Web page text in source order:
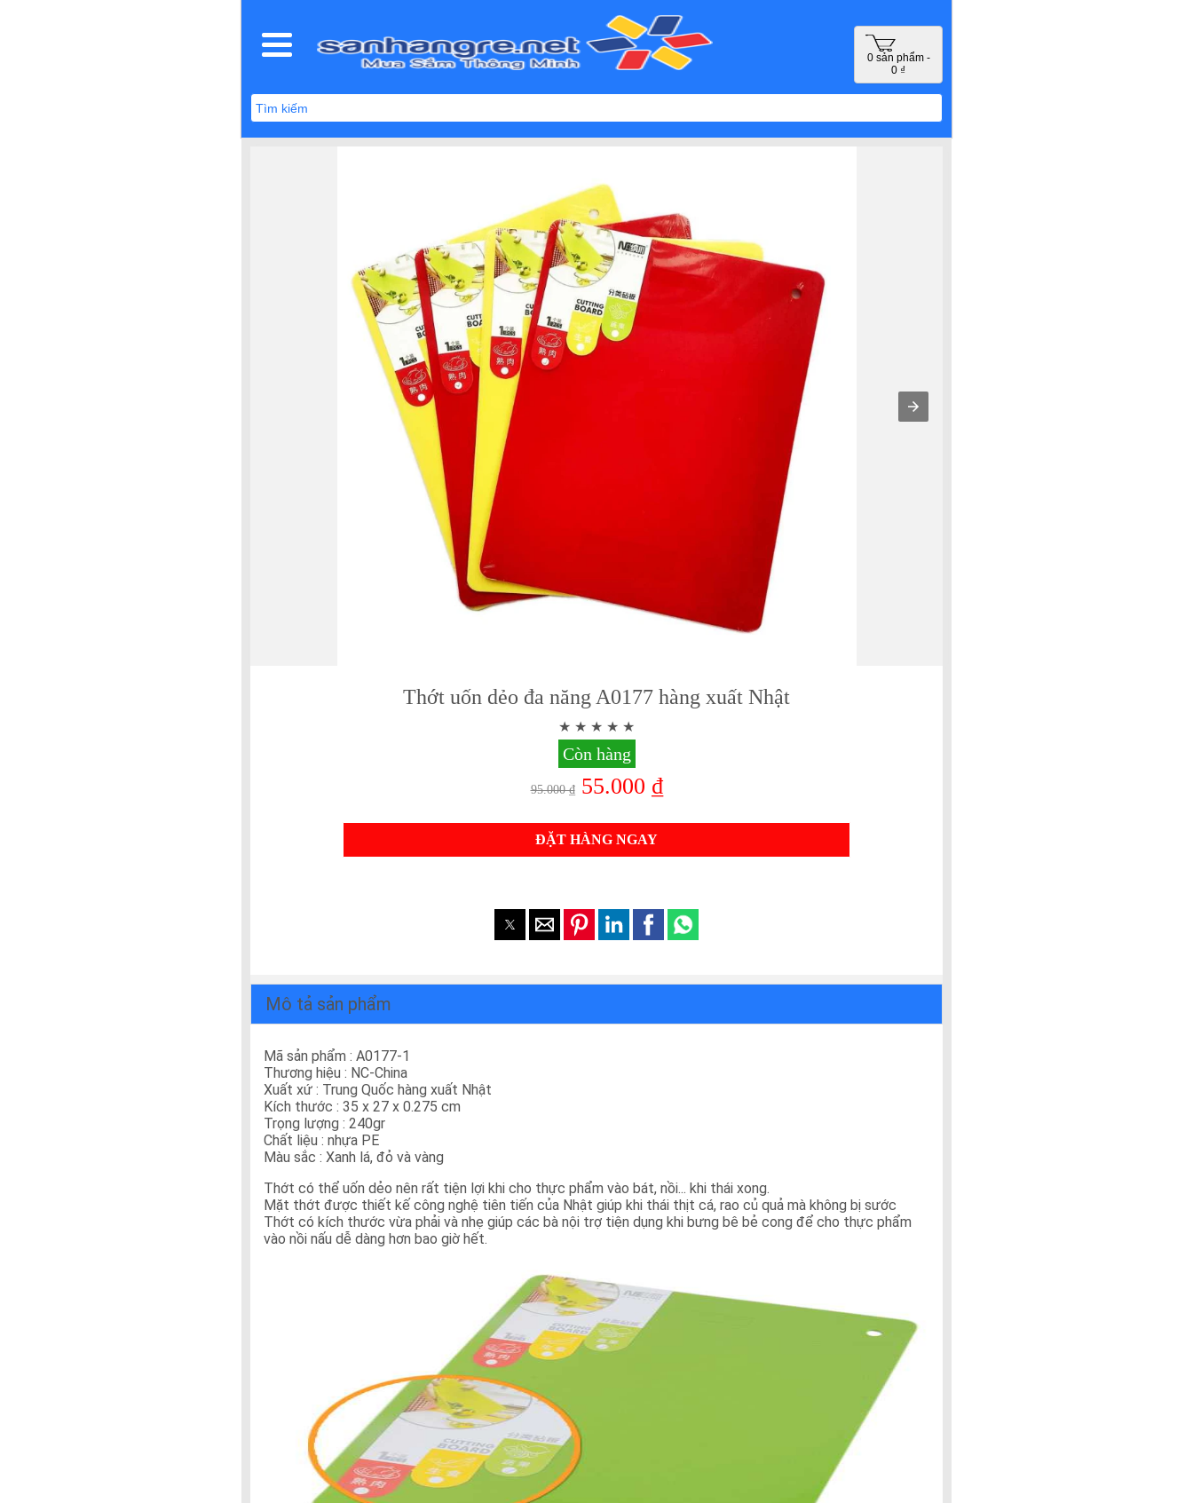
0 sản phẩm -
0 ₫
Thớt uốn dẻo đa năng A0177 hàng xuất Nhật
Còn hàng
95.000 ₫55.000 ₫
ĐẶT HÀNG NGAY
Mô tả sản phẩm
Mã sản phẩm : A0177-1
Thương hiệu : NC-China
Xuất xứ : Trung Quốc hàng xuất Nhật
Kích thước : 35 x 27 x 0.275 cm
Trọng lượng : 240gr
Chất liệu : nhựa PE
Màu sắc : Xanh lá, đỏ và vàng
Thớt có thể uốn dẻo nên rất tiện lợi khi cho thực phẩm vào bát, nồi... khi thái xong.
Mặt thớt được thiết kế công nghệ tiên tiến của Nhật giúp khi thái thịt cá, rao củ quả mà không bị sước
Thớt có kích thước vừa phải và nhẹ giúp các bà nội trợ tiện dụng khi bưng bê bẻ cong để cho thực phẩm
vào nồi nấu dễ dàng hơn bao giờ hết.